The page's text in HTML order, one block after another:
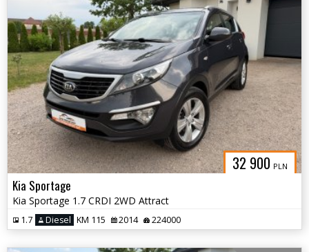
32 900 PLN
Kia Sportage
Kia Sportage 1.7 CRDI 2WD Attract
1.7 Diesel KM 115 2014 224000